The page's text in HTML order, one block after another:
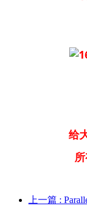
观看两
给
所有
上一篇 :